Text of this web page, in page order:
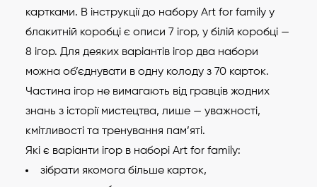
картками. В інструкції до набору Art for family у
блакитній коробці є описи 7 ігор, у білій коробці —
8 ігор. Для деяких варіантів ігор два набори
можна об’єднувати в одну колоду з 70 карток.
Частина ігор не вимагають від гравців жодних
знань з історії мистецтва, лише — уважності,
кмітливості та тренування пам’яті.
Які є варіанти ігор в наборі Art for family:
зібрати якомога більше карток,